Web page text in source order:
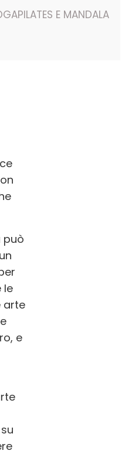
E MANDALA
può
le
arte
, e